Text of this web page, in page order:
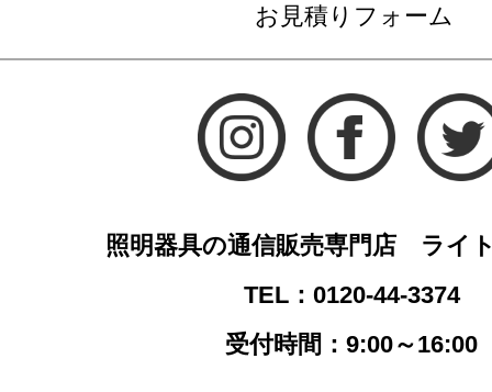
お見積りフォーム
照明器具の通信販売専門店 ライ
TEL：0120-44-3374
受付時間：9:00～16:00